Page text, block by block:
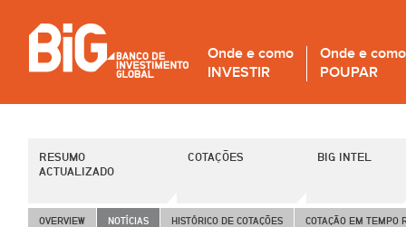
Onde e como
INVESTIR
Onde e como
POUPAR
RESUMO
ACTUALIZADO
COTAÇÕES BIG INTEL
OVERVIEW NOTÍCIAS HISTÓRICO DE COTAÇÕES COTAÇÃO EM TEMPO